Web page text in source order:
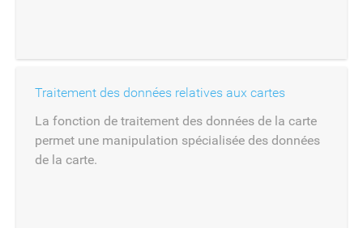
Traitement des données relatives aux cartes
La fonction de traitement des données de la carte
permet une manipulation spécialisée des données
de la carte.